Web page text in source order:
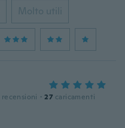
Molto utili
recensioni · 27 caricamenti